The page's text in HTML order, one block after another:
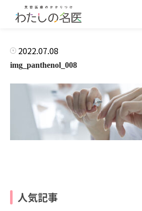
2022.07.08
img_panthenol_008
人気記事